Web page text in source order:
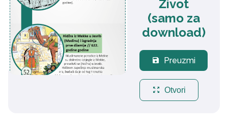
Život
(samo za
download)
save Preuzmi
zoom_out_map Otvori